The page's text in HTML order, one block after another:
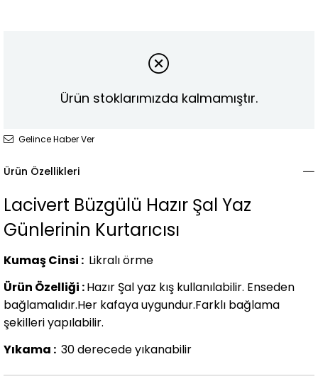
Ürün stoklarımızda kalmamıştır.
Gelince Haber Ver
Ürün Özellikleri
Lacivert Büzgülü Hazır Şal Yaz
Günlerinin Kurtarıcısı
Kumaş Cinsi : Likralı örme
Ürün Özelliği :Hazır Şal yaz kış kullanılabilir. Enseden
bağlamalıdır.Her kafaya uygundur.Farklı bağlama
şekilleri yapılabilir.
Yıkama : 30 derecede yıkanabilir